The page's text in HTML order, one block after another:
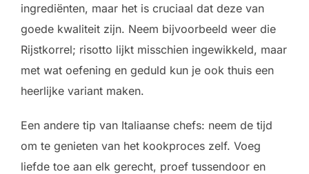
ingrediënten, maar het is cruciaal dat deze van
goede kwaliteit zijn. Neem bijvoorbeeld weer die
Rijstkorrel; risotto lijkt misschien ingewikkeld, maar
met wat oefening en geduld kun je ook thuis een
heerlijke variant maken.
Een andere tip van Italiaanse chefs: neem de tijd
om te genieten van het kookproces zelf. Voeg
liefde toe aan elk gerecht, proef tussendoor en